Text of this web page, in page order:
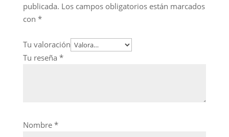
publicada. Los campos obligatorios están marcados
con *
Tu valoración
Tu reseña *
Nombre *